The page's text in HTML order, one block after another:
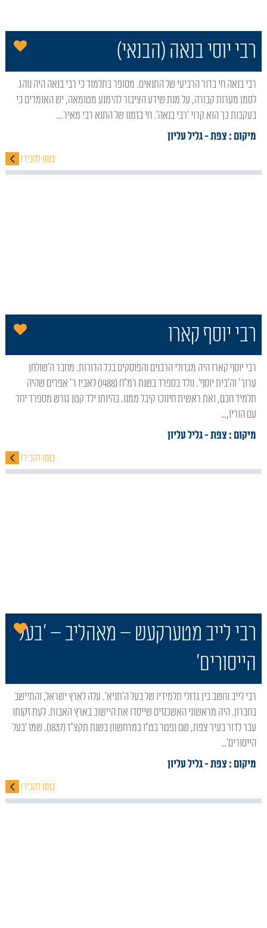
רבי יוסי בנאה (הבנאי)
רבי בנאה חי בדור הרביעי של התנאים. מסופר בתלמוד כי רבי בנאה היה נוהג
לסמן מערות קבורה, על מנת שידע הציבור להימנע מטומאה, יש האומרים כי
בעקבות כך הוא קרוי 'רבי בנאה'. חי בזמנו של התנא רבי מאיר.…
מיקום : צפת- גליל עליון
כנסו להכיר!
רבי יוסף קארו
רבי יוסף קארו היה מגדולי הרבנים והפוסקים בכל הדורות. מחבר ה'שולחן
ערוך' וה'בית יוסף'. נולד בספרד בשנת רמ"ח (1488) לאביו ר' אפרים שהיה
תלמיד חכם, ואת ראשית חינוכו קיבל ממנו. בהיותו ילד קטן גורש מספרד יחד
עם הוריו,…
מיקום : צפת- גליל עליון
כנסו להכיר!
רבי לייב מטערקעש – מאהליב – 'בעל
הייסורים'
רבי לייב נחשב בין גדולי תלמידיו של בעל ה'תניא'. עלה לארץ ישראל, והתיישב
בחברון. היה מראשוני האשכנזים שייסדו את היישוב בארץ האבות. לעת זקנתו
עבר לדור בעיר צפת, שם נפטר בט"ו במרחשוון בשנת תקצ"ז (1837). שמו 'בעל
הייסורים'…
מיקום : צפת- גליל עליון
כנסו להכיר!